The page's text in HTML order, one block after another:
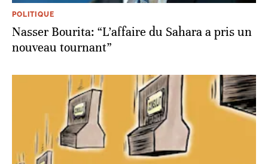
POLITIQUE
Nasser Bourita: “L’affaire du Sahara a pris un
nouveau tournant”